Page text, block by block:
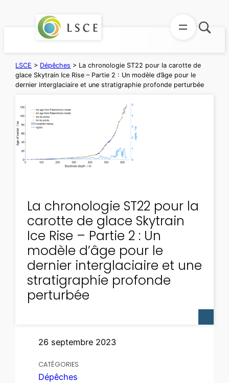
LSCE > Dépêches > La chronologie ST22 pour la carotte de
glace Skytrain Ice Rise – Partie 2 : Un modèle d’âge pour le
dernier interglaciaire et une stratigraphie profonde perturbée
La chronologie ST22 pour la
carotte de glace Skytrain
Ice Rise – Partie 2 : Un
modèle d’âge pour le
dernier interglaciaire et une
stratigraphie profonde
perturbée
26 septembre 2023
CATÉGORIES
Dépêches